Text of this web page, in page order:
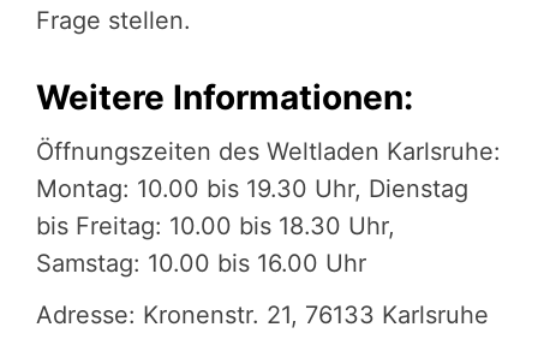
Frage stellen.
Weitere Informationen:
Öffnungszeiten des Weltladen Karlsruhe:
Montag: 10.00 bis 19.30 Uhr, Dienstag
bis Freitag: 10.00 bis 18.30 Uhr,
Samstag: 10.00 bis 16.00 Uhr
Adresse: Kronenstr. 21, 76133 Karlsruhe